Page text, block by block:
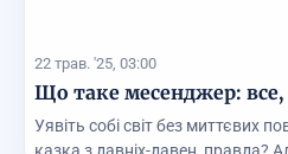
22 трав. '25, 03:00
Що таке месенджер:
Уявіть собі світ без миттєвих